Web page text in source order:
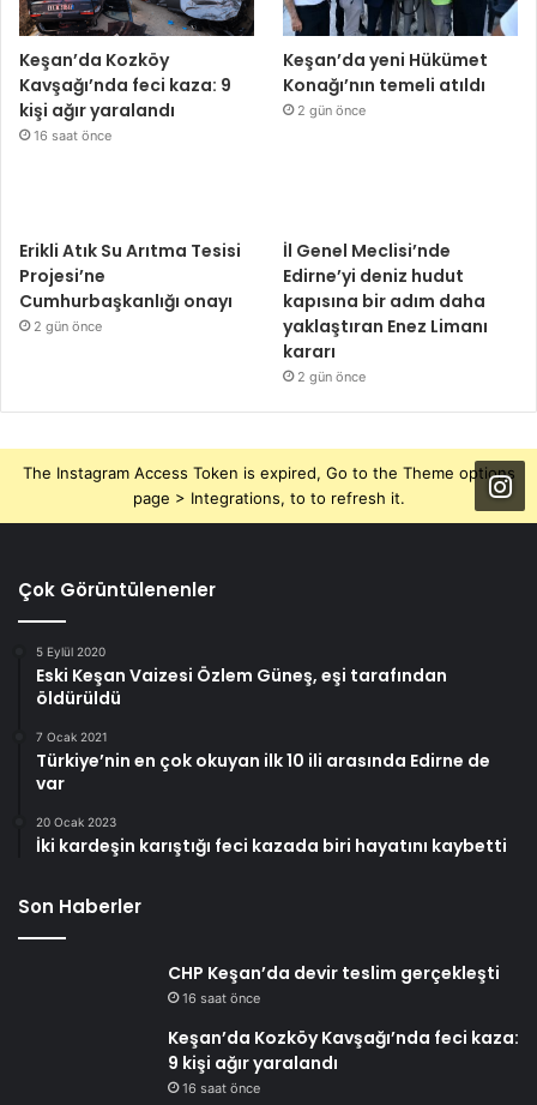
Keşan’da Kozköy
Kavşağı’nda feci kaza: 9
kişi ağır yaralandı
16 saat önce
Keşan’da yeni Hükümet
Konağı’nın temeli atıldı
2 gün önce
Erikli Atık Su Arıtma Tesisi
Projesi’ne
Cumhurbaşkanlığı onayı
2 gün önce
İl Genel Meclisi’nde
Edirne’yi deniz hudut
kapısına bir adım daha
yaklaştıran Enez Limanı
kararı
2 gün önce
The Instagram Access Token is expired, Go to the Theme options
page > Integrations, to to refresh it.
Çok Görüntülenenler
5 Eylül 2020
Eski Keşan Vaizesi Özlem Güneş, eşi tarafından
öldürüldü
7 Ocak 2021
Türkiye’nin en çok okuyan ilk 10 ili arasında Edirne de
var
20 Ocak 2023
İki kardeşin karıştığı feci kazada biri hayatını kaybetti
Son Haberler
CHP Keşan’da devir teslim gerçekleşti
16 saat önce
Keşan’da Kozköy Kavşağı’nda feci kaza:
9 kişi ağır yaralandı
16 saat önce